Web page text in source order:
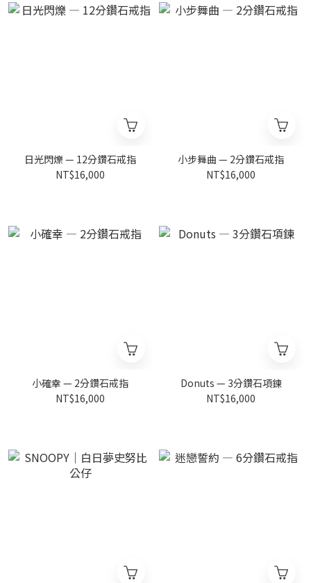
日光閃爍 — 12分鑽石戒指
NT$16,000
小步舞曲 — 2分鑽石戒指
NT$16,000
小確幸 — 2分鑽石戒指
NT$16,000
Donuts — 3分鑽石項鍊
NT$16,000